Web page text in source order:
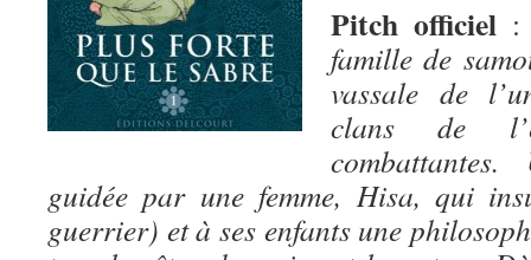
Pitch officiel
famille de
vassale de
clans de
guidée par une femme, Hisa, qui
guerrier) et à ses enfants une